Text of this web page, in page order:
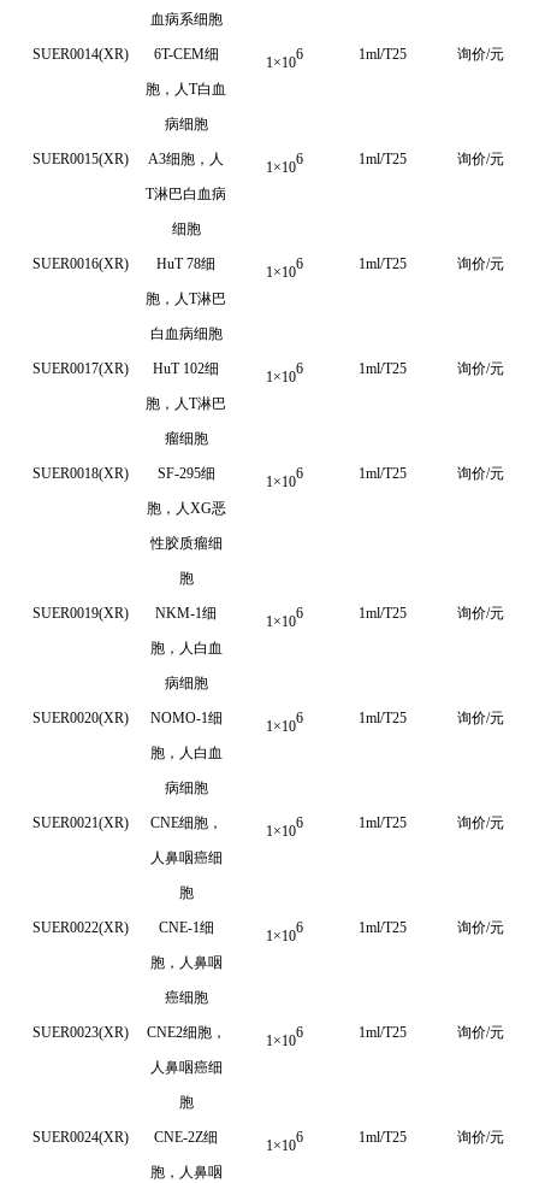
血病系细胞
SUER0014(XR) 6T-CEM细
胞，人T白血
病细胞
1 ×106 1ml/T25 询价/元
SUER0015(XR) A3细胞，人
T淋巴白血病
细胞
1 ×106 1ml/T25 询价/元
SUER0016(XR) HuT 78细
胞，人T淋巴
白血病细胞
1 ×106 1ml/T25 询价/元
SUER0017(XR) HuT 102细
胞，人T淋巴
瘤细胞
1 ×106 1ml/T25 询价/元
SUER0018(XR) SF-295细
胞，人XG恶
性胶质瘤细
胞
1 ×106 1ml/T25 询价/元
SUER0019(XR) NKM-1细
胞，人白血
病细胞
1 ×106 1ml/T25 询价/元
SUER0020(XR) NOMO-1细
胞，人白血
病细胞
1 ×106 1ml/T25 询价/元
SUER0021(XR) CNE细胞，
人鼻咽癌细
胞
1 ×106 1ml/T25 询价/元
SUER0022(XR) CNE-1细
胞，人鼻咽
癌细胞
1 ×106 1ml/T25 询价/元
SUER0023(XR) CNE2细胞，
人鼻咽癌细
胞
1 ×106 1ml/T25 询价/元
SUER0024(XR) CNE-2Z细
胞，人鼻咽
1 ×106 1ml/T25 询价/元